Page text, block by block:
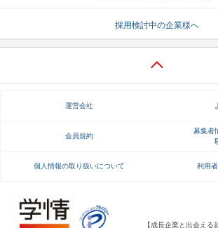
採用検討中の企業様へ
運営会社
会員規約
募集者
個人情報の取り扱いについて 利用
【成長企業と出会える